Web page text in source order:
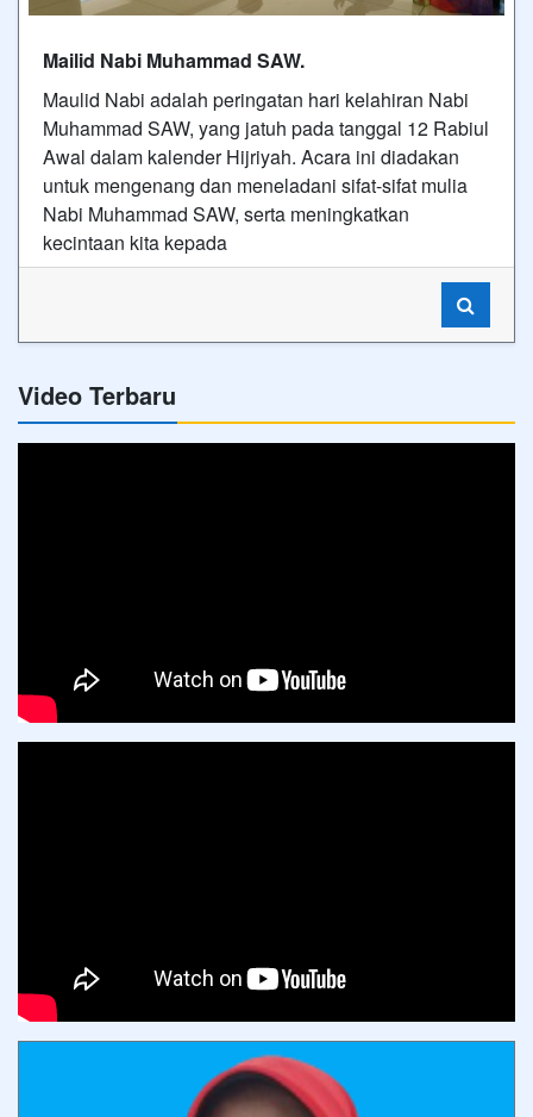
Mailid Nabi Muhammad SAW.
Maulid Nabi adalah peringatan hari kelahiran Nabi
Muhammad SAW, yang jatuh pada tanggal 12 Rabiul
Awal dalam kalender Hijriyah. Acara ini diadakan
untuk mengenang dan meneladani sifat-sifat mulia
Nabi Muhammad SAW, serta meningkatkan
kecintaan kita kepada
Video Terbaru